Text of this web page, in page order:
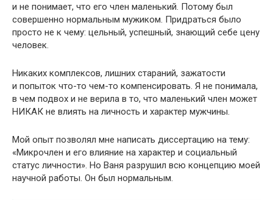
и не понимает, что его член маленький. Потому был
совершенно нормальным мужиком. Придраться было
просто не к чему: цельный, успешный, знающий себе цену
человек.
Никаких комплексов, лишних стараний, зажатости
и попыток что-то чем-то компенсировать. Я не понимала,
в чем подвох и не верила в то, что маленький член может
НИКАК не влиять на личность и характер мужчины.
Мой опыт позволял мне написать диссертацию на тему:
«Микрочлен и его влияние на характер и социальный
статус личности». Но Ваня разрушил всю концепцию моей
научной работы. Он был нормальным.